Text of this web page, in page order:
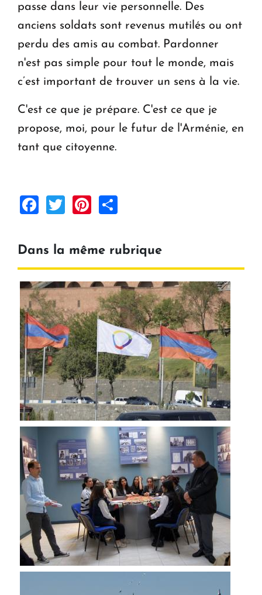
passe dans leur vie personnelle. Des
anciens soldats sont revenus mutilés ou ont
perdu des amis au combat. Pardonner
n'est pas simple pour tout le monde, mais
c’est important de trouver un sens à la vie.
C'est ce que je prépare. C'est ce que je
propose, moi, pour le futur de l'Arménie, en
tant que citoyenne.
Facebook
TwitterPinterest
Dans la même rubrique